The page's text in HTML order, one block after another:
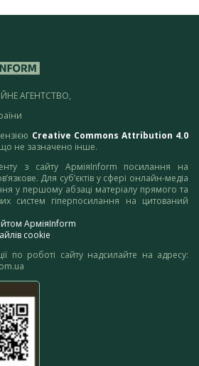
АГЕНТСТВО,
Creative Commons Attribution 4.0
не зазначено інше.
з сайту АрміяInform посилання на
Для суб’єктів у сфері онлайн-медіа
у першому абзаці матеріалу прямого та
систем гіперпосилання на цитований
АрміяInform
cookie
по роботі сайту надсилайте на адресу: